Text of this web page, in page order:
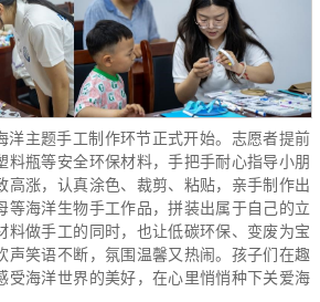
洋主题手工制作环节正式开始。志愿者提前
料瓶等安全环保材料，手把手耐心指导小朋
高涨，认真涂色、裁剪、粘贴，亲手制作出
等海洋生物手工作品，拼装出属于自己的立
料做手工的同时，也让低碳环保、变废为宝
声笑语不断，氛围温馨又热闹。孩子们在趣
受海洋世界的美好，在心里悄悄种下关爱海